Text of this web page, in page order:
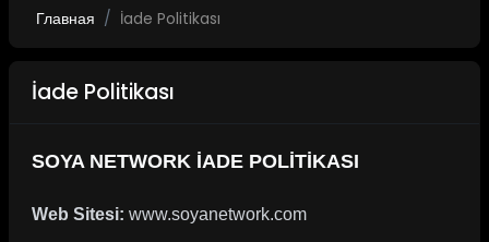
Главная İade Politikası
İade Politikası
SOYA NETWORK İADE POLİTİKASI
Web Sitesi: www.soyanetwork.com